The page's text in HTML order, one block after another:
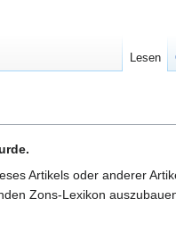
Artikels oder anderer
Zons-Lexikon
Lesen